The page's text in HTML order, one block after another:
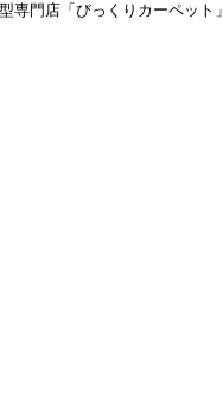
専門店「びっくりカーペット」